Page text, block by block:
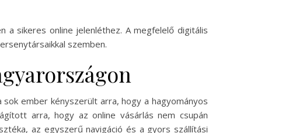
a sikeres online jelenléthez. A megfelelő digitális
szemben.
ember kényszerült arra, hogy a hagyományos
arra, hogy az online vásárlás nem csupán
az egyszerű navigáció és a gyors szállítási